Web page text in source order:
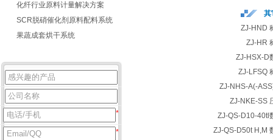
化纤行业原料计量解决方案
SCR脱硝催化剂原料配料系统
果蔬成套烘干系统
*
*
其
ZJ-HND
ZJ-HR
ZJ-HSX-D
ZJ-LFSQ
ZJ-NHS-A(-
ZJ-NKE-SS
ZJ-QS-D10-40tl
ZJ-QS-D50t H,M